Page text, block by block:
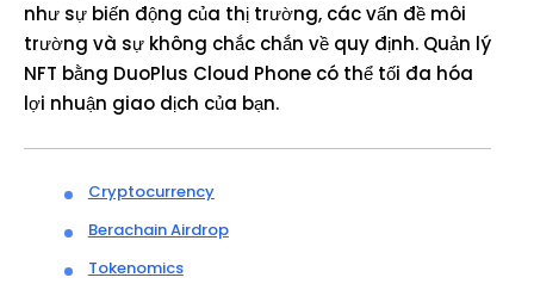
như sự biến động của thị trường, các vấn đề môi
trường và sự không chắc chắn về quy định. Quản lý
NFT bằng DuoPlus Cloud Phone có thể tối đa hóa
lợi nhuận giao dịch của bạn.
Cryptocurrency
Berachain Airdrop
Tokenomics